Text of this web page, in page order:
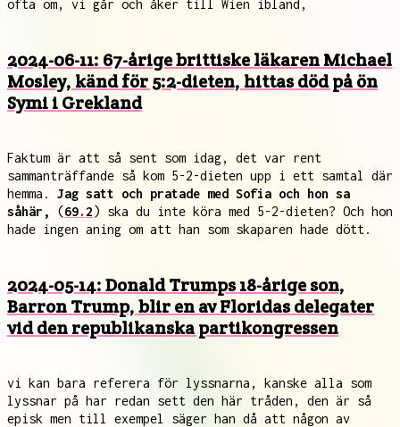
ofta om, vi går och åker till Wien ibland,
2024-06-11: 67-årige brittiske läkaren Michael
Mosley, känd för 5:2-dieten, hittas död på ön
Symi i Grekland
Faktum är att så sent som idag, det var rent
sammanträffande så kom 5-2-dieten upp i ett samtal där
hemma. Jag satt och pratade med Sofia och hon sa
såhär,
(69.2) ska du inte köra med 5-2-dieten? Och hon
hade ingen aning om att han som skaparen hade dött.
2024-05-14: Donald Trumps 18-årige son,
Barron Trump, blir en av Floridas delegater
vid den republikanska partikongressen
vi kan bara referera för lyssnarna, kanske alla som
lyssnar på har redan sett den här tråden, den är så
episk men till exempel säger han då att någon av